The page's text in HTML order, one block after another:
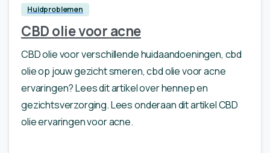
Huidproblemen
CBD olie voor acne
CBD olie voor verschillende huidaandoeningen, cbd
olie op jouw gezicht smeren, cbd olie voor acne
ervaringen? Lees dit artikel over hennep en
gezichtsverzorging. Lees onderaan dit artikel CBD
olie ervaringen voor acne.